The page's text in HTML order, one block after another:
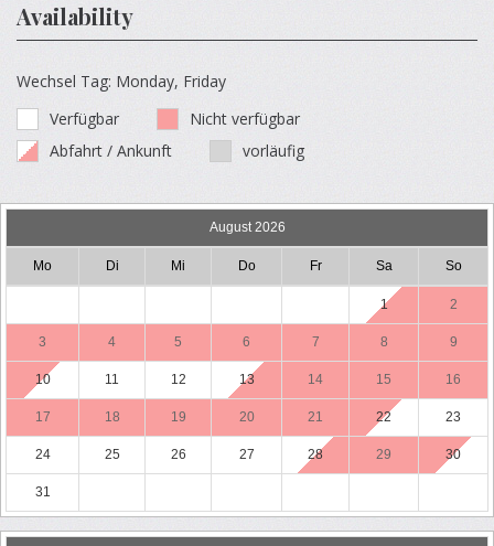
Availability
Wechsel Tag: Monday, Friday
Verfügbar
Nicht verfügbar
Abfahrt / Ankunft
vorläufig
August 2026
Mo Di Mi Do Fr Sa So
1 2
3 4 5 6 7 8 9
10 11 12 13 14 15 16
17 18 19 20 21 22 23
24 25 26 27 28 29 30
31